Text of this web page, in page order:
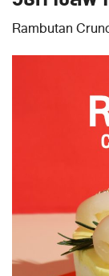
Rambutan